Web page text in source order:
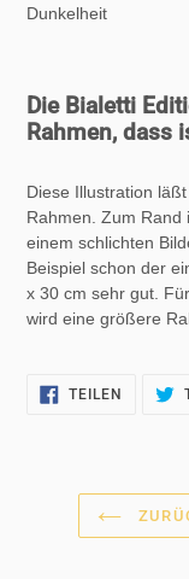
Dunkelheit
Die Bialetti
Rahmen, dass
Diese Illustration
Rahmen. Zum Rand
einem schlichten
Beispiel schon der
x 30 cm sehr gut.
wird eine größere
TEILEN